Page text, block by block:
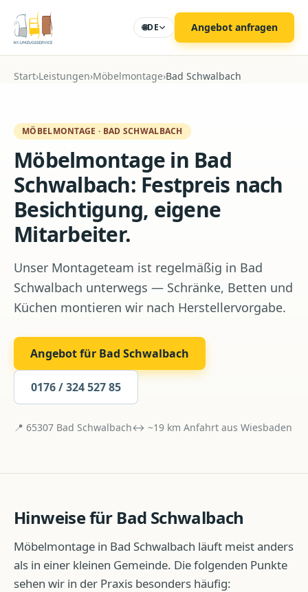
Zum Hauptinhalt
🌐DE Angebot anfragen
Start›Leistungen›Möbelmontage›Bad Schwalbach
MÖBELMONTAGE · BAD SCHWALBACH
Möbelmontage in Bad
Schwalbach: Festpreis nach
Besichtigung, eigene
Mitarbeiter.
Unser Montageteam ist regelmäßig in Bad
Schwalbach unterwegs — Schränke, Betten und
Küchen montieren wir nach Herstellervorgabe.
Angebot für Bad Schwalbach
0176 / 324 527 85
📍 65307 Bad Schwalbach↔ ~19 km Anfahrt aus Wiesbaden
Hinweise für Bad Schwalbach
Möbelmontage in Bad Schwalbach läuft meist anders
als in einer kleinen Gemeinde. Die folgenden Punkte
sehen wir in der Praxis besonders häufig: